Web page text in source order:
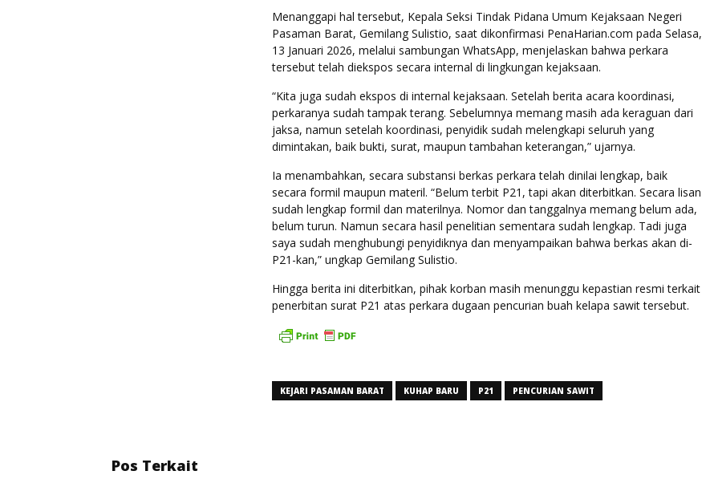
Menanggapi hal tersebut, Kepala Seksi Tindak Pidana Umum Kejaksaan Negeri
Pasaman Barat, Gemilang Sulistio, saat dikonfirmasi PenaHarian.com pada Selasa,
13 Januari 2026, melalui sambungan WhatsApp, menjelaskan bahwa perkara
tersebut telah diekspos secara internal di lingkungan kejaksaan.
“Kita juga sudah ekspos di internal kejaksaan. Setelah berita acara koordinasi,
perkaranya sudah tampak terang. Sebelumnya memang masih ada keraguan dari
jaksa, namun setelah koordinasi, penyidik sudah melengkapi seluruh yang
dimintakan, baik bukti, surat, maupun tambahan keterangan,” ujarnya.
Ia menambahkan, secara substansi berkas perkara telah dinilai lengkap, baik
secara formil maupun materil. “Belum terbit P21, tapi akan diterbitkan. Secara lisan
sudah lengkap formil dan materilnya. Nomor dan tanggalnya memang belum ada,
belum turun. Namun secara hasil penelitian sementara sudah lengkap. Tadi juga
saya sudah menghubungi penyidiknya dan menyampaikan bahwa berkas akan di-
P21-kan,” ungkap Gemilang Sulistio.
Hingga berita ini diterbitkan, pihak korban masih menunggu kepastian resmi terkait
penerbitan surat P21 atas perkara dugaan pencurian buah kelapa sawit tersebut.
KEJARI PASAMAN BARAT KUHAP BARU P21 PENCURIAN SAWIT
Pos Terkait